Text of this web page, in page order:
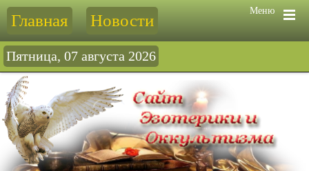
Меню
Главная Новости
Пятница, 07 августа 2026